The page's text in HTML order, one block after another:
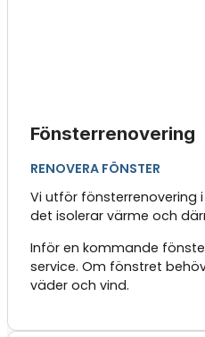
Fönsterrenovering
RENOVERA FÖNSTER
Vi utför fönsterrenovering
det isolerar värme och
Inför en kommande
service. Om fönstret
väder och vind.